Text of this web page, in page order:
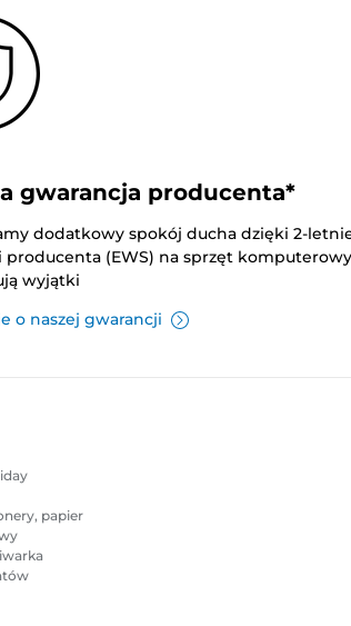
gwarancja producenta*
dodatkowy spokój ducha dzięki 2-
producenta (EWS) na sprzęt
wyjątki
o naszej gwarancji
papier